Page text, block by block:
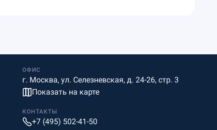
ОФИС
г. Москва, ул. Селезневская, д. 24-26, стр. 3
Показать на карте
КОНТАКТЫ
+7 (495) 502-41-50